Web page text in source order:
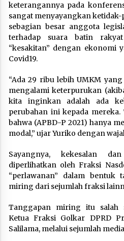
keterangannya pada
sangat menyayangkan
sebagian besar anggota
terhadap suara batin
“kesakitan” dengan ekonomi
Covid19.
“Ada 29 ribu lebih UMKM
mengalami keterpurukan
kita inginkan adalah ada
perubahan ini kepada
bahwa (APBD-P 2021) hanya
modal,” ujar Yuriko dengan
Sayangnya, kekesalan
diperlihatkan oleh Fraksi
“perlawanan” dalam bentuk
miring dari sejumlah fraksi
Tanggapan miring itu salah
Ketua Fraksi Golkar DPRD
Salilama, melalui sejumlah